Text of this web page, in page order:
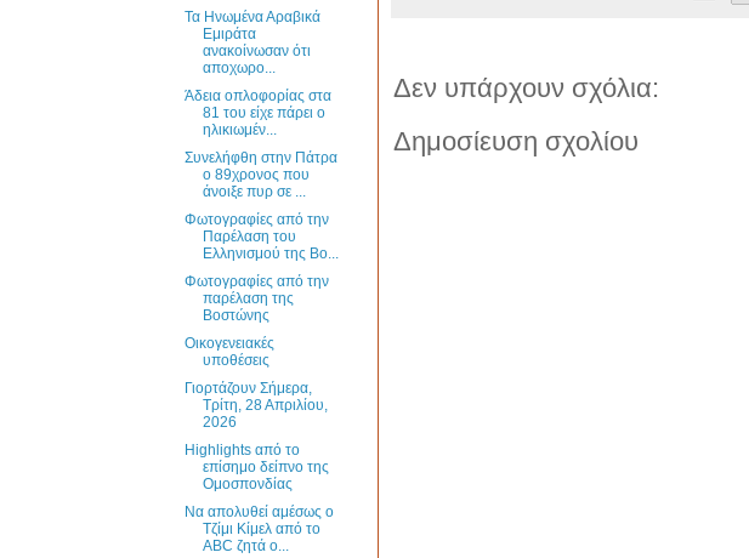
Δεν υπάρχουν σχόλια:
Δημοσίευση σχολίου
Τα Ηνωμένα Αραβικά
Εμιράτα
ανακοίνωσαν ότι
αποχωρο...
Άδεια οπλοφορίας στα
81 του είχε πάρει ο
ηλικιωμέν...
Συνελήφθη στην Πάτρα
ο 89χρονος που
άνοιξε πυρ σε ...
Φωτογραφίες από την
Παρέλαση του
Ελληνισμού της Βο...
Φωτογραφίες από την
παρέλαση της
Βοστώνης
Οικογενειακές
υποθέσεις
Γιορτάζουν Σήμερα,
Τρίτη, 28 Απριλίου,
2026
Highlights από το
επίσημο δείπνο της
Ομοσπονδίας
Να απολυθεί αμέσως ο
Τζίμι Κίμελ από το
ABC ζητά ο...